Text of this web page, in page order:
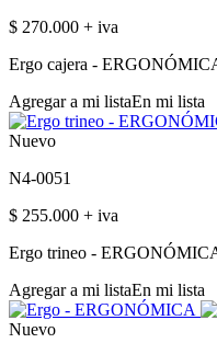
$ 270.000 + iva
Ergo cajera -
Agregar a mi listaEn mi lista
Nuevo
N4-0051
$ 255.000 + iva
Ergo trineo -
Agregar a mi listaEn mi lista
Nuevo